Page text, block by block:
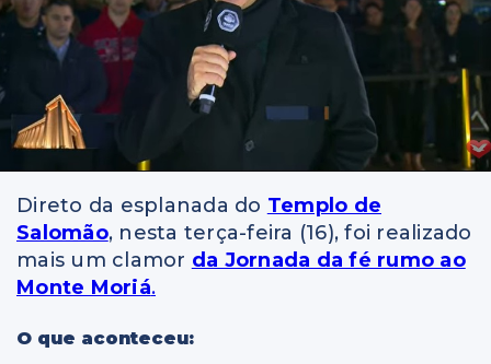
Direto da esplanada do Templo de
Salomão, nesta terça-feira (16), foi realizado
mais um clamor da Jornada da fé rumo ao
Monte Moriá.
O que aconteceu: